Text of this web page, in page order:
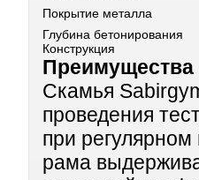
Покрытие металла
Глубина бетонирования
Конструкция
Преимущества
Скамья
проведения
при
рама